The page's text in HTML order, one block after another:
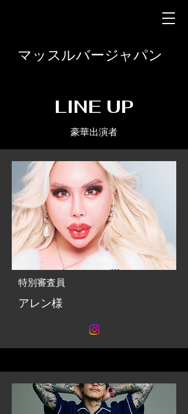
マッスルバージャパン
​LINE UP
​豪華出演者
特別審査員
アレン様